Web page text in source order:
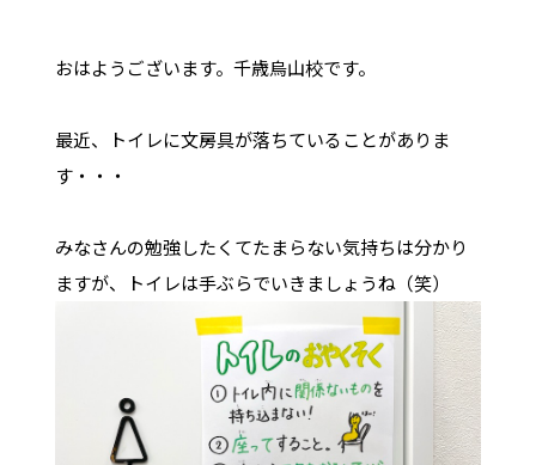
おはようございます。千歳烏山校です。
最近、トイレに文房具が落ちていることがありま
す・・・
みなさんの勉強したくてたまらない気持ちは分かり
ますが、トイレは手ぶらでいきましょうね（笑）